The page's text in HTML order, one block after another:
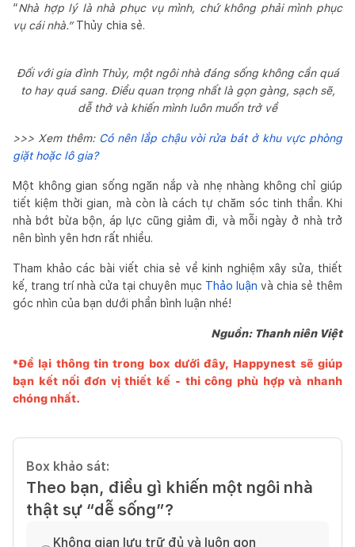
“Nhà hợp lý là nhà phục vụ mình, chứ không phải mình phục
vụ cái nhà.”Thủy chia sẻ.
Đối với gia đình Thủy, một ngôi nhà đáng sống không cần quá
to hay quá sang. Điều quan trọng nhất là gọn gàng, sạch sẽ,
dễ thở và khiến mình luôn muốn trở về
>>> Xem thêm: Có nên lắp chậu vòi rửa bát ở khu vực phòng
giặt hoặc lô gia?
Một không gian sống ngăn nắp và nhẹ nhàng không chỉ giúp
tiết kiệm thời gian, mà còn là cách tự chăm sóc tinh thần. Khi
nhà bớt bừa bộn, áp lực cũng giảm đi, và mỗi ngày ở nhà trở
nên bình yên hơn rất nhiều.
Tham khảo các bài viết chia sẻ về kinh nghiệm xây sửa, thiết
kế, trang trí nhà cửa tại chuyên mục Thảo luận và chia sẻ thêm
góc nhìn của bạn dưới phần bình luận nhé!
Nguồn: Thanh niên Việt
*Để lại thông tin trong box dưới đây, Happynest sẽ giúp
bạn kết nối đơn vị thiết kế - thi công phù hợp và nhanh
chóng nhất.
Box khảo sát:
Theo bạn, điều gì khiến một ngôi nhà
thật sự “dễ sống”?
Không gian lưu trữ đủ và luôn gọn